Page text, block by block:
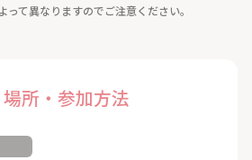
て異なりますのでご注意ください。
所・参加方法